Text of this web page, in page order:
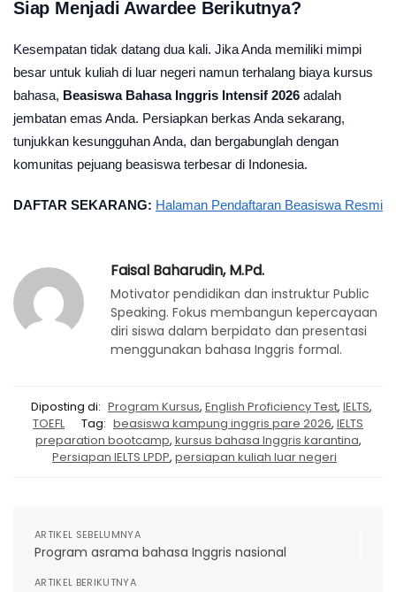
Siap Menjadi Awardee Berikutnya?
Kesempatan tidak datang dua kali. Jika Anda memiliki mimpi
besar untuk kuliah di luar negeri namun terhalang biaya kursus
bahasa, Beasiswa Bahasa Inggris Intensif 2026 adalah
jembatan emas Anda. Persiapkan berkas Anda sekarang,
tunjukkan kesungguhan Anda, dan bergabunglah dengan
komunitas pejuang beasiswa terbesar di Indonesia.
DAFTAR SEKARANG: Halaman Pendaftaran Beasiswa Resmi
Faisal Baharudin, M.Pd.
Motivator pendidikan dan instruktur Public
Speaking. Fokus membangun kepercayaan
diri siswa dalam berpidato dan presentasi
menggunakan bahasa Inggris formal.
Diposting di: Program Kursus, English Proficiency Test, IELTS,
TOEFL
Tag: beasiswa kampung inggris pare 2026, IELTS
preparation bootcamp, kursus bahasa Inggris karantina,
Persiapan IELTS LPDP, persiapan kuliah luar negeri
ARTIKEL SEBELUMNYA
Program asrama bahasa Inggris nasional
ARTIKEL BERIKUTNYA